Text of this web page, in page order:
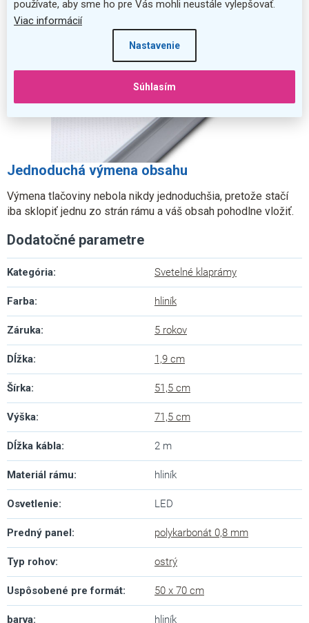
používate, aby sme ho pre Vás mohli neustále vylepšovať.
Viac informácií
Nastavenie
Súhlasím
Jednoduchá výmena obsahu
Výmena tlačoviny nebola nikdy jednoduchšia, pretože stačí
iba sklopiť jednu zo strán rámu a váš obsah pohodlne vložiť.
Dodatočné parametre
Kategória: Svetelné klaprámy
Farba: hliník
Záruka: 5 rokov
Dĺžka: 1,9 cm
Šírka: 51,5 cm
Výška: 71,5 cm
Dĺžka kábla: 2 m
Materiál rámu: hliník
Osvetlenie: LED
Predný panel: polykarbonát 0,8 mm
Typ rohov: ostrý
Uspôsobené pre formát: 50 x 70 cm
barva: hliník